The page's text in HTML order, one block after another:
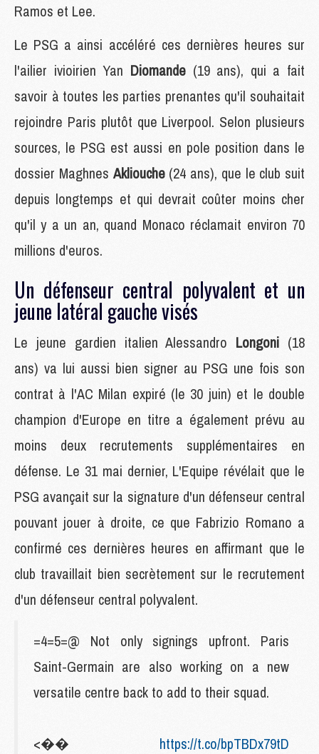
Ramos et Lee.
Le PSG a ainsi accéléré ces dernières heures sur
l'ailier ivioirien Yan Diomande(19 ans), qui a fait
savoir à toutes les parties prenantes qu'il souhaitait
rejoindre Paris plutôt que Liverpool. Selon plusieurs
sources, le PSG est aussi en pole position dans le
dossier Maghnes Akliouche (24 ans), que le club suit
depuis longtemps et qui devrait coûter moins cher
qu'il y a un an, quand Monaco réclamait environ 70
millions d'euros.
Un défenseur central polyvalent et un
jeune latéral gauche visés
Le jeune gardien italien Alessandro Longoni (18
ans) va lui aussi bien signer au PSG une fois son
contrat à l'AC Milan expiré (le 30 juin) et le double
champion d'Europe en titre a également prévu au
moins deux recrutements supplémentaires en
défense. Le 31 mai dernier, L'Equipe révélait que le
PSG avançait sur la signature d'un défenseur central
pouvant jouer à droite, ce que Fabrizio Romano a
confirmé ces dernières heures en affirmant que le
club travaillait bien secrètement sur le recrutement
d'un défenseur central polyvalent.
=4=5=@ Not only signings upfront. Paris
Saint-Germain are also working on a new
versatile centre back to add to their squad.
<�� https://t.co/bpTBDx79tD